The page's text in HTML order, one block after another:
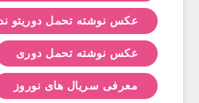
عکس نوشته تحمل دوریتو
عکس نوشته تحمل دوری
معرفی سریال های نوروز